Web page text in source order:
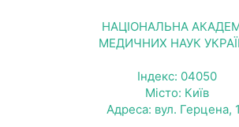
НАЦІОНАЛЬНА
МЕДИЧНИХ НАУК
Індекс: 04050
Місто: Київ
Адреса: вул. Герцена,